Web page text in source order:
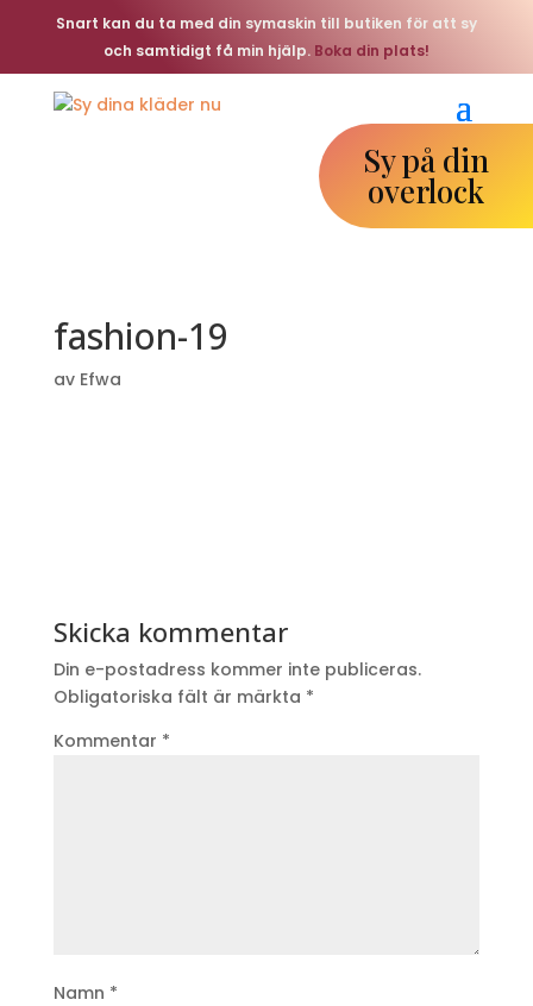
Snart kan du ta med din symaskin till butiken för att sy
och samtidigt få min hjälp. Boka din plats!
Sy på din
overlock
fashion-19
av Efwa
Skicka kommentar
Din e-postadress kommer inte publiceras.
Obligatoriska fält är märkta *
Kommentar *
Namn *